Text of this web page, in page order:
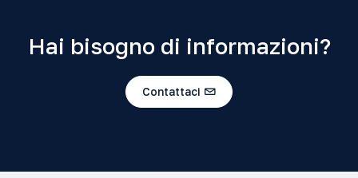
Hai bisogno di informazioni?
Contattaci